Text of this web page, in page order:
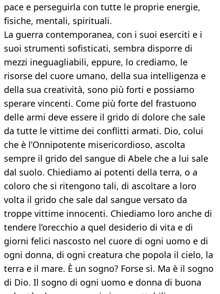
pace e perseguirla con tutte le proprie energie,
fisiche, mentali, spirituali.
La guerra contemporanea, con i suoi eserciti e i
suoi strumenti sofisticati, sembra disporre di
mezzi ineguagliabili, eppure, lo crediamo, le
risorse del cuore umano, della sua intelligenza e
della sua creatività, sono più forti e possiamo
sperare vincenti. Come più forte del frastuono
delle armi deve essere il grido di dolore che sale
da tutte le vittime dei conflitti armati. Dio, colui
che è l’Onnipotente misericordioso, ascolta
sempre il grido del sangue di Abele che a lui sale
dal suolo. Chiediamo ai potenti della terra, o a
coloro che si ritengono tali, di ascoltare a loro
volta il grido che sale dal sangue versato da
troppe vittime innocenti. Chiediamo loro anche di
tendere l’orecchio a quel desiderio di vita e di
giorni felici nascosto nel cuore di ogni uomo e di
ogni donna, di ogni creatura che popola il cielo, la
terra e il mare. È un sogno? Forse sì. Ma è il sogno
di Dio. Il sogno di ogni uomo e donna di buona